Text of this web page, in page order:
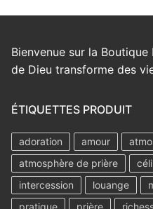
Bienvenue sur la
de Dieu transforme des
ÉTIQUETTES PRODUIT
adoration amour
atmosphère de prière
intercession
louange
pratique
prière